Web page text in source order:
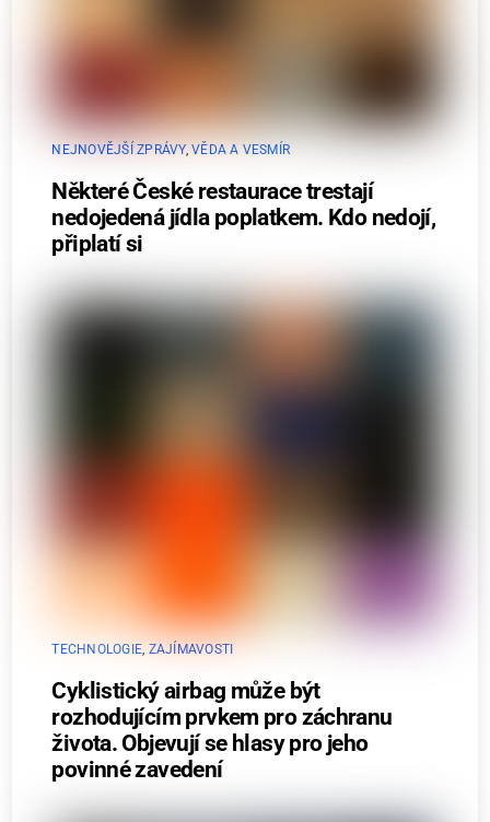
NEJNOVĚJŠÍ ZPRÁVY,VĚDA A VESMÍR
Některé České restaurace trestají
nedojedená jídla poplatkem. Kdo nedojí,
připlatí si
TECHNOLOGIE, ZAJÍMAVOSTI
Cyklistický airbag může být
rozhodujícím prvkem pro záchranu
života. Objevují se hlasy pro jeho
povinné zavedení